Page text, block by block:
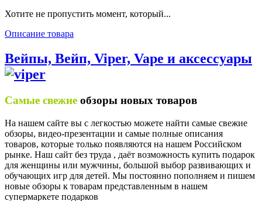
Хотите не пропустить момент, который...
Описание товара
Вейпы, Вейп, Viper, Vape и аксессуары
Самые свежие обзоры новых товаров
На нашем сайте вы с легкостью можете найти самые свежие
обзоры, видео-презентации и самые полные описания
товаров, которые только появляются на нашем Российском
рынке. Наш сайт без труда , даёт возможность купить подарок
для женщины или мужчины, большой выбор развивающих и
обучающих игр для детей. Мы постоянно пополняем и пишем
новые обзоры к товарам представленным в нашем
супермаркете подарков